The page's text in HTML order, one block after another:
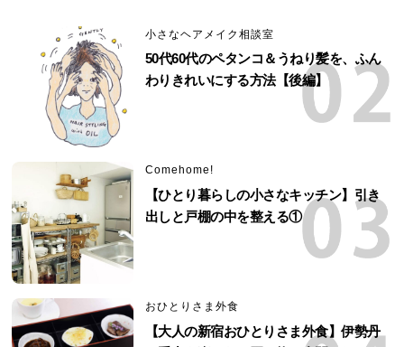
小さなヘアメイク相談室
50代60代のペタンコ＆うねり髪を、ふん
わりきれいにする方法【後編】
Comehome!
【ひとり暮らしの小さなキッチン】引き
出しと戸棚の中を整える①
おひとりさま外食
【大人の新宿おひとりさま外食】伊勢丹